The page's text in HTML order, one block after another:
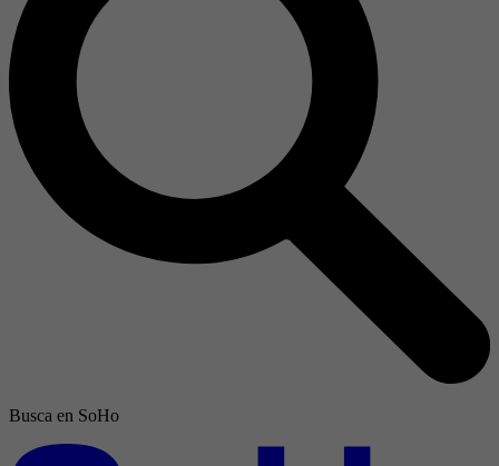
Busca en SoHo